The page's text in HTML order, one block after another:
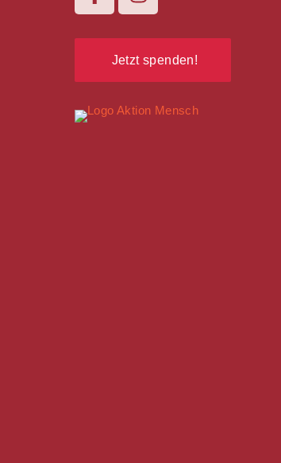
Jetzt spenden!